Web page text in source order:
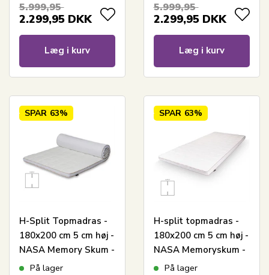
topmadras
5.999,95
2.299,95 DKK
Læg i kurv
topmadras - Borg
5.999,95
2.299,95 DKK
Læg i kurv
SPAR 63%
H-Split Topmadras -
180x200 cm 5 cm høj -
NASA Memory Skum -
Borg Living -
På lager
SPAR 63%
H-split topmadras -
180x200 cm 5 cm høj -
NASA Memoryskum -
Ergonomisk
På lager